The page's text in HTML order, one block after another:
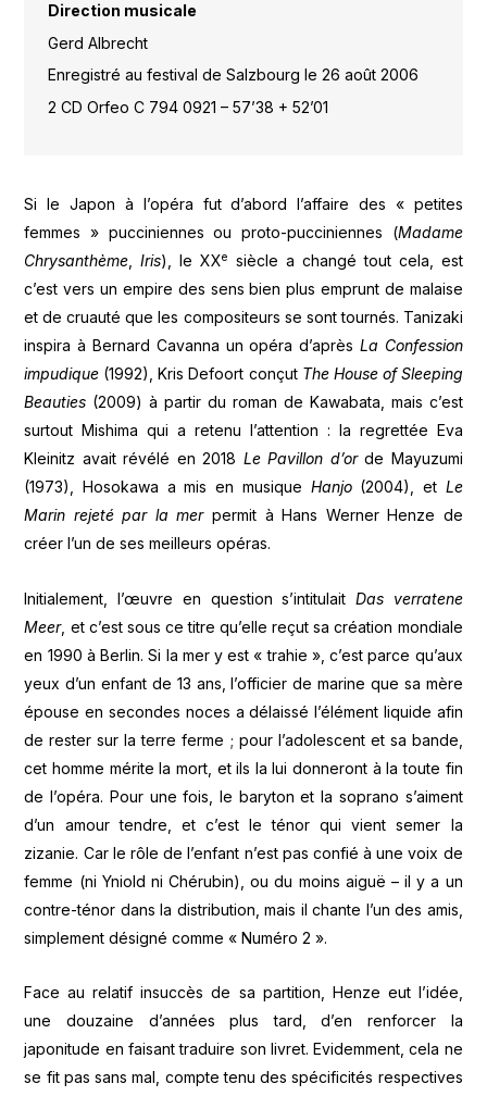
Direction musicale
Gerd Albrecht
Enregistré au festival de Salzbourg le 26 août 2006
2 CD Orfeo C 794 0921 – 57’38 + 52’01
Si le Japon à l’opéra fut d’abord l’affaire des « petites
femmes » pucciniennes ou proto-pucciniennes (Madame
Chrysanthème,Iris), le XXe
siècle a changé tout cela, est
c’est vers un empire des sens bien plus emprunt de malaise
et de cruauté que les compositeurs se sont tournés. Tanizaki
inspira à Bernard Cavanna un opéra d’après La Confession
impudique (1992), Kris Defoort conçut The House of Sleeping
Beauties (2009) à partir du roman de Kawabata, mais c’est
surtout Mishima qui a retenu l’attention : la regrettée Eva
Kleinitz avait révélé en 2018 Le Pavillon d’orde Mayuzumi
(1973), Hosokawa a mis en musique Hanjo (2004), et Le
Marin rejeté par la mer permit à Hans Werner Henze de
créer l’un de ses meilleurs opéras.
Initialement, l’œuvre en question s’intitulait Das verratene
Meer, et c’est sous ce titre qu’elle reçut sa création mondiale
en 1990 à Berlin. Si la mer y est « trahie », c’est parce qu’aux
yeux d’un enfant de 13 ans, l’officier de marine que sa mère
épouse en secondes noces a délaissé l’élément liquide afin
de rester sur la terre ferme ; pour l’adolescent et sa bande,
cet homme mérite la mort, et ils la lui donneront à la toute fin
de l’opéra. Pour une fois, le baryton et la soprano s’aiment
d’un amour tendre, et c’est le ténor qui vient semer la
zizanie. Car le rôle de l’enfant n’est pas confié à une voix de
femme (ni Yniold ni Chérubin), ou du moins aiguë – il y a un
contre-ténor dans la distribution, mais il chante l’un des amis,
simplement désigné comme « Numéro 2 ».
Face au relatif insuccès de sa partition, Henze eut l’idée,
une douzaine d’années plus tard, d’en renforcer la
japonitude en faisant traduire son livret. Evidemment, cela ne
se fit pas sans mal, compte tenu des spécificités respectives